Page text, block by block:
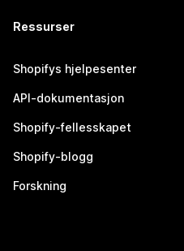
Ressurser
Shopifys hjelpesenter
API-dokumentasjon
Shopify-fellesskapet
Shopify-blogg
Forskning